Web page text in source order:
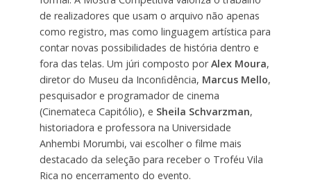
de realizadores que usam o arquivo não apenas
como registro, mas como linguagem artística para
contar novas possibilidades de história dentro e
fora das telas. Um júri composto porAlex Moura,
diretor do Museu da Inconﬁdência, Marcus Mello,
pesquisador e programador de cinema
(Cinemateca Capitólio), e Sheila Schvarzman,
historiadora e professora na Universidade
Anhembi Morumbi, vai escolher o filme mais
destacado da seleção para receber o Troféu Vila
Rica no encerramento do evento.